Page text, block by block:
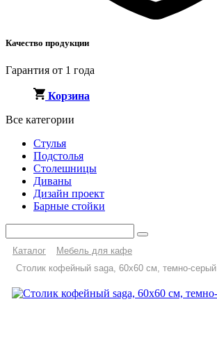
Качество продукции
Гарантия от 1 года
Корзина
Все категории
Стулья
Подстолья
Столешницы
Диваны
Дизайн проект
Барные стойки
Каталог
Мебель для кафе
Столик кофейный saga, 60х60 см, темно-серый